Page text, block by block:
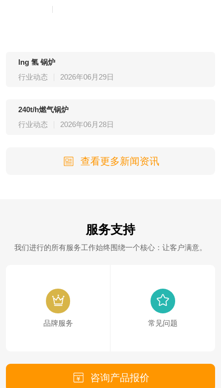
lng 氢 锅炉
行业动态
2026年06月29日
240t/h燃气锅炉
行业动态
2026年06月28日
查看更多新闻资讯
服务支持
我们进行的所有服务工作始终围绕一个核心：让客户满意。
品牌服务 常见问题
咨询产品报价